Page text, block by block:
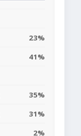
23%
41%
35%
31%
2%